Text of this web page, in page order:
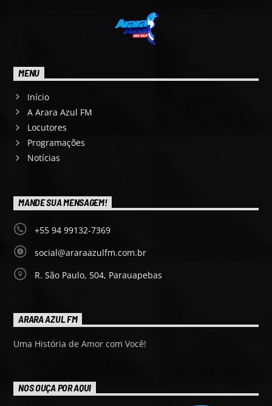
MENU
Início
A Arara Azul FM
Locutores
Programações
Notícias
MANDE SUA MENSAGEM!
+55 94 99132-7369
social@araraazulfm.com.br
R. São Paulo, 504, Parauapebas
ARARA AZUL FM
Uma História de Amor com Você!
NOS OUÇA POR AQUI